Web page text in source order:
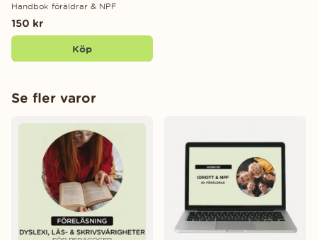
Handbok föräldrar & NPF
150 kr
Köp
Se fler varor